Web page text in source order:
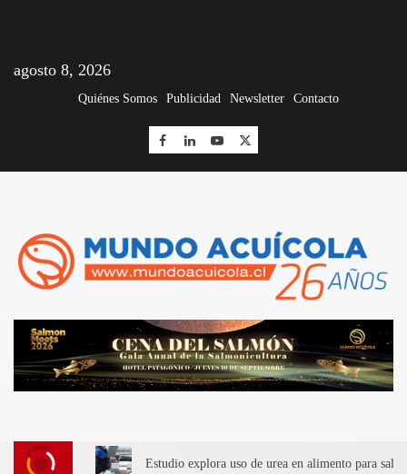
agosto 8, 2026
Quiénes Somos Publicidad Newsletter Contacto
Estudio explora uso de urea en alimento para